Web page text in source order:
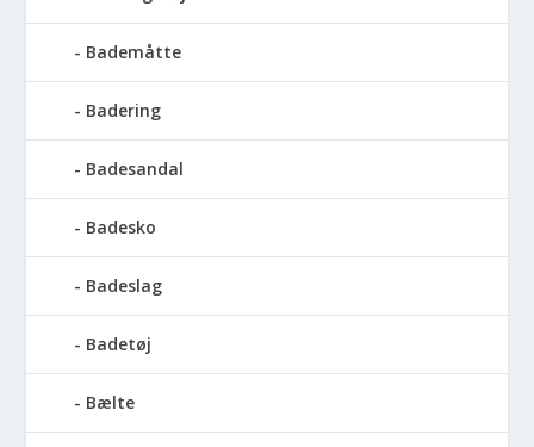
Bademåtte
Badering
Badesandal
Badesko
Badeslag
Badetøj
Bælte